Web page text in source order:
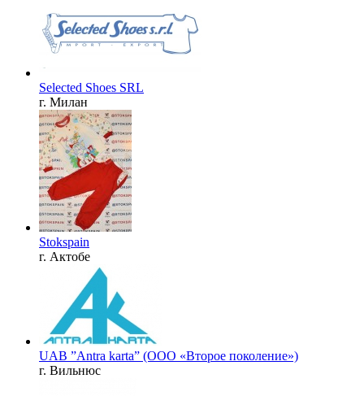
Selected Shoes SRL
г. Милан
Stokspain
г. Актобе
UAB ”Antra karta” (ООО «Второе поколение»)
г. Вильнюс